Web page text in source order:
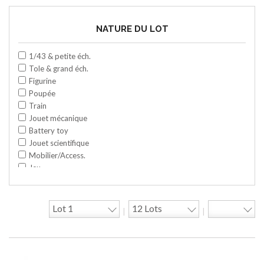
NATURE DU LOT
1/43 & petite éch.
Tole & grand éch.
Figurine
Poupée
Train
Jouet mécanique
Battery toy
Jouet scientifique
Mobilier/Access.
Jeu
Travaux publics
Jeu construction